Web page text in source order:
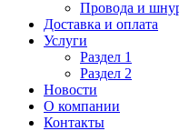
Провода и
Доставка и оплата
Услуги
Раздел 1
Раздел 2
Новости
О компании
Контакты